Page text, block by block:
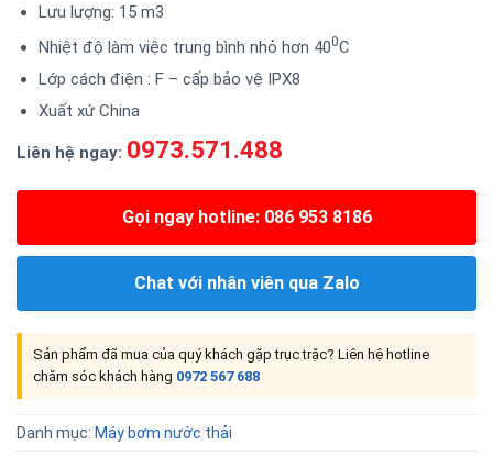
Lưu lượng: 15 m3
Nhiệt độ làm việc trung bình nhỏ hơn 400C
Lớp cách điện : F – cấp bảo vệ IPX8
Xuất xứ China
Liên hệ ngay: 0973.571.488
Gọi ngay hotline: 086 953 8186
Chat với nhân viên qua Zalo
Sản phẩm đã mua của quý khách gặp trục trặc? Liên hệ hotline
chăm sóc khách hàng 0972 567 688
Danh mục: Máy bơm nước thải